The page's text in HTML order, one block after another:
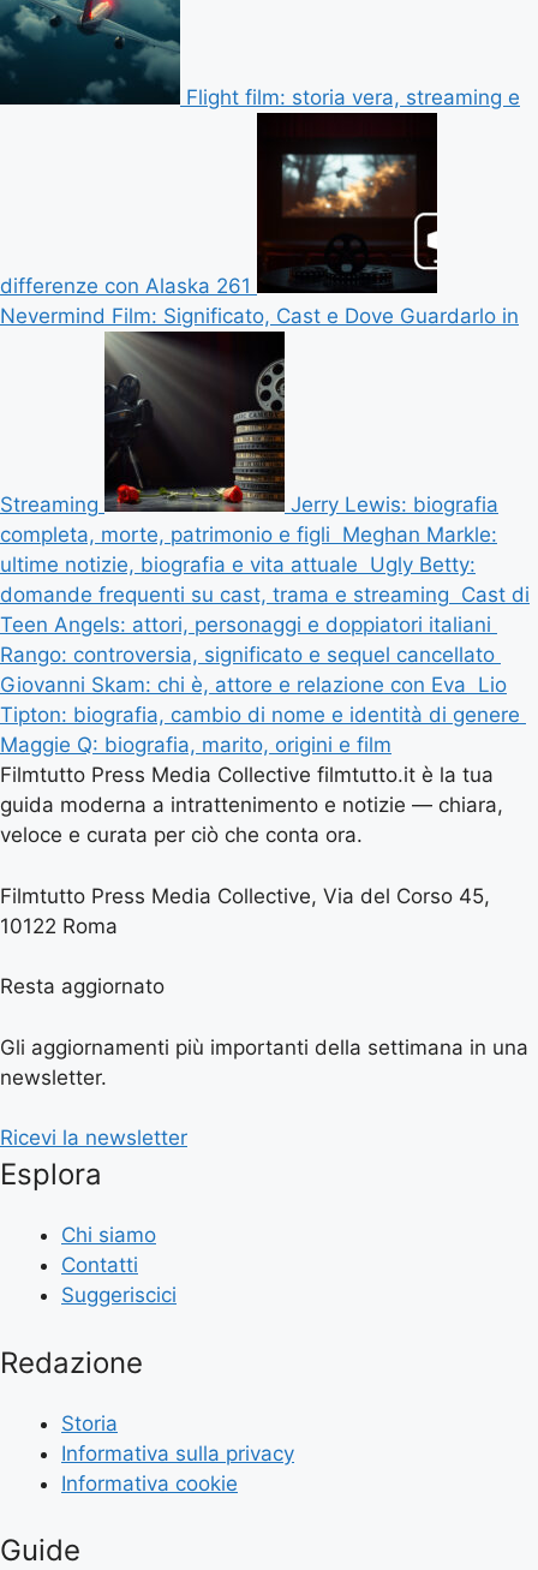
Flight film: storia vera, streaming e
differenze con Alaska 261
Nevermind Film: Significato, Cast e Dove Guardarlo in
Streaming
Jerry Lewis: biografia
completa, morte, patrimonio e figli Meghan Markle:
ultime notizie, biografia e vita attuale Ugly Betty:
domande frequenti su cast, trama e streaming Cast di
Teen Angels: attori, personaggi e doppiatori italiani
Rango: controversia, significato e sequel cancellato
Giovanni Skam: chi è, attore e relazione con Eva Lio
Tipton: biografia, cambio di nome e identità di genere
Maggie Q: biografia, marito, origini e film
Filmtutto Press Media Collective filmtutto.it è la tua
guida moderna a intrattenimento e notizie — chiara,
veloce e curata per ciò che conta ora.
Filmtutto Press Media Collective, Via del Corso 45,
10122 Roma
Resta aggiornato
Gli aggiornamenti più importanti della settimana in una
newsletter.
Ricevi la newsletter
Esplora
Chi siamo
Contatti
Suggeriscici
Redazione
Storia
Informativa sulla privacy
Informativa cookie
Guide